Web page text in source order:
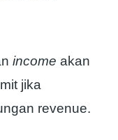
income akan
jika
revenue.